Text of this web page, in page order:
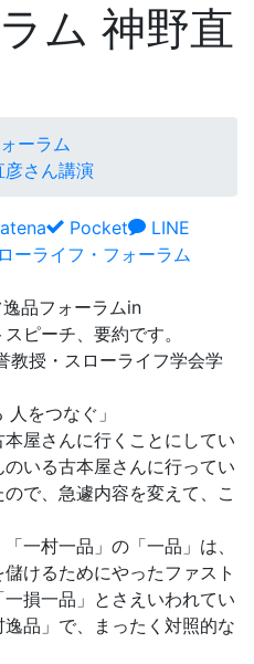
ム 神野直
ーラム
さん講演
Pocket
LINE
ーライフ・フォーラム
品フォーラムin
ピーチ、要約です。
授・スローライフ学会学
をつなぐ」
屋さんに行くことにしてい
いる古本屋さんに行ってい
で、急遽内容を変えて、こ
一村一品」の「一品」は、
けるためにやったファスト
損一品」とさえいわれてい
品」で、まったく対照的な